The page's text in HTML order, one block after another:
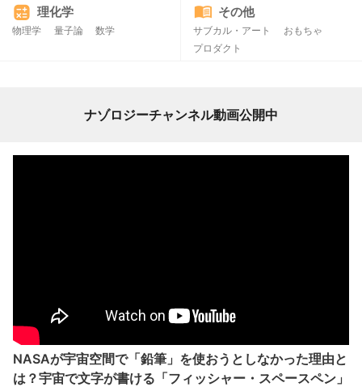
理化学
物理学 量子論 数学
その他
サブカル・アート
おもちゃ
プロダクト
ナゾロジーチャンネル動画公開中
NASAが宇宙空間で「鉛筆」を使おうとしなかった理由と
は？宇宙で文字が書ける「フィッシャー・スペースペン」